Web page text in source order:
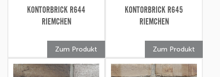
KONTORBRICK R644
RIEMCHEN
Zum Produkt
KONTORBRICK R645
RIEMCHEN
Zum Produkt